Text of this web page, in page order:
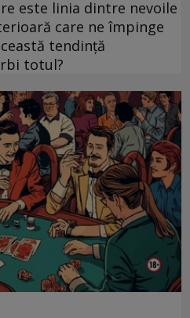
este linia dintre nevoile
care ne împinge
tendință
totul?